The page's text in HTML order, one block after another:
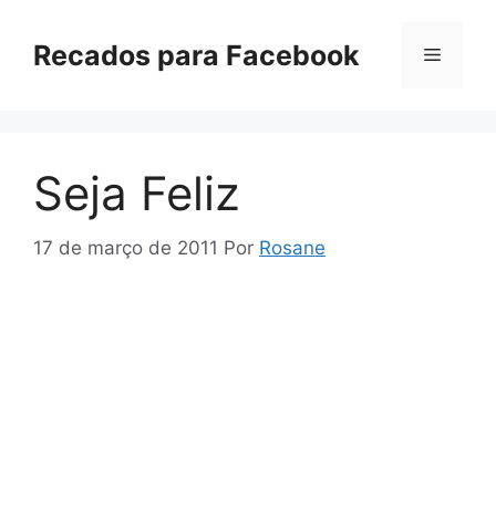
paraRecados para Facebook Menu
Seja Feliz
17 de março de 2011 Por Rosane